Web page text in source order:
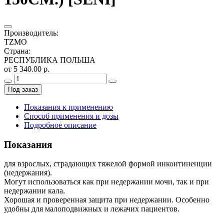
Производитель:
TZMO
Страна:
РЕСПУБЛИКА ПОЛЬША
от 5 340.00 р.
Под заказ
Показания к применению
Способ применения и дозы
Подробное описание
Показания
для взрослых, страдающих тяжелой формой инконтиненции
(недержания).
Могут использоваться как при недержании мочи, так и при
недержании кала.
Хорошая и проверенная защита при недержании. Особенно
удобны для малоподвижных и лежачих пациентов.